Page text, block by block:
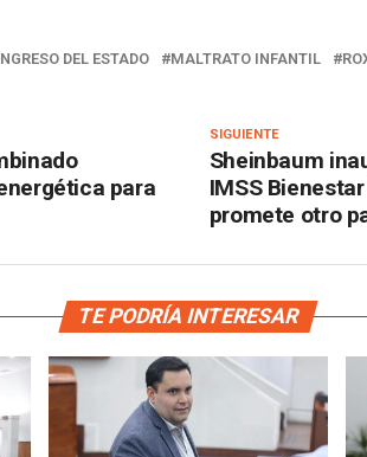
DEL ESTADO MALTRATO INFANTIL
SIGUIENTE
Sheinbaum
IMSS
promete otro
para
TE PODRÍA INTERESAR